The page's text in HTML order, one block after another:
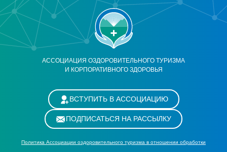
АССОЦИАЦИЯ ОЗДОРОВИТЕЛЬНОГО ТУРИЗМА
И КОРПОРАТИВНОГО ЗДОРОВЬЯ
ВСТУПИТЬ В АССОЦИАЦИЮ
ПОДПИСАТЬСЯ НА РАССЫЛКУ
Политика Ассоциации оздоровительного туризма в отношении обработки